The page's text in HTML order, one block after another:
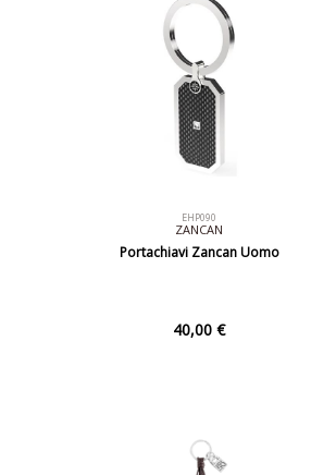
EHP090
ZANCAN
Portachiavi Zancan Uomo
40,00 €